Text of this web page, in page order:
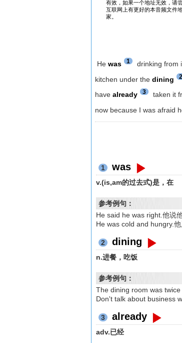
Hewas 1
drinking from
kitchen under thedining 2
havealready 3
taken it
now because I was afraid
1 was
v.(is,am的过去式)是，在
参考例句：
He said he was right.他说
He was cold and hungry.他
2 dining
n.进餐，吃饭
参考例句：
The dining room was twice
Don't talk about business
3 already
adv.已经